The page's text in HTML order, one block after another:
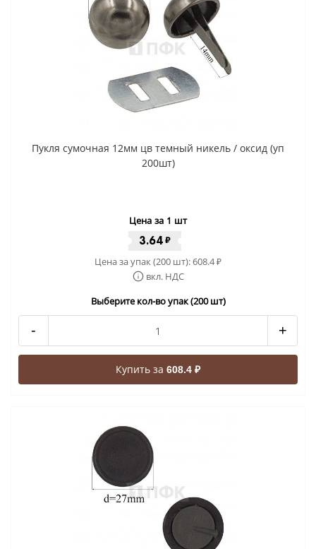
Пукля сумочная 12мм цв темный никель / оксид (уп
200шт)
Цена за 1 шт
3.64 ₽
Цена за упак (200 шт):608.4₽
вкл. НДС
Выберите кол-во упак (200 шт)
- +
Купить за 608.4 ₽